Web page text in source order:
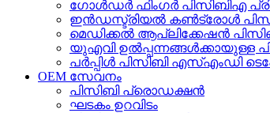
ഗോൾഡർ ഫിംഗർ പിസിബിഎ
ഇൻഡസ്ട്രിയൽ കൺട്രോൾ
മെഡിക്കൽ ആപ്ലിക്കേഷൻ
യുഎവി ഉൽപ്പന്നങ്ങൾക്കായുള്ള
പർപ്പിൾ പിസിബി എസ്എംഡി
OEM സേവനം
പിസിബി പ്രൊഡക്ഷൻ
ഘടകം ഉറവിടം